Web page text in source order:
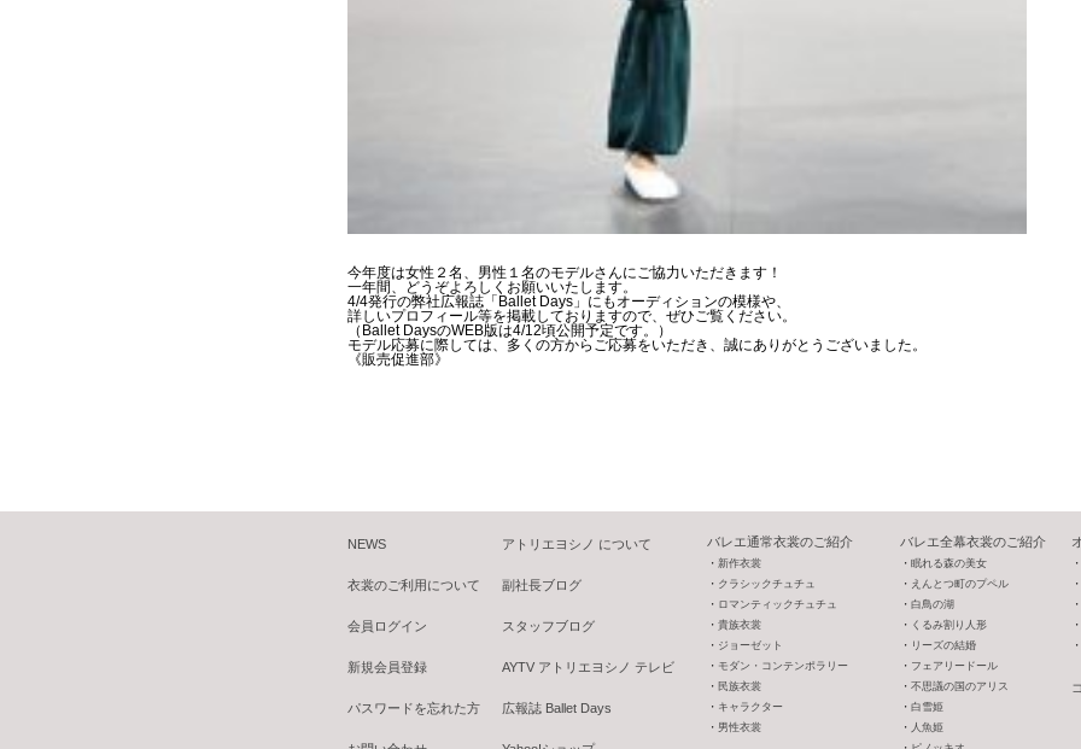
今年度は女性２名、男性１名のモデルさんにご協力いただきます！
一年間、どうぞよろしくお願いいたします。
4/4発行の弊社広報誌「Ballet Days」にもオーディションの模様や、
詳しいプロフィール等を掲載しておりますので、ぜひご覧ください。
（Ballet DaysのWEB版は4/12頃公開予定です。）
モデル応募に際しては、多くの方からご応募をいただき、誠にありがとうございました。
《販売促進部》
NEWS
衣裳のご利用について
会員ログイン
新規会員登録
パスワードを忘れた方
アトリエヨシノ について
副社長ブログ
スタッフブログ
AYTV アトリエヨシノ テレビ
広報誌 Ballet Days
バレエ通常衣裳のご紹介
新作衣裳
クラシックチュチュ
ロマンティックチュチュ
貴族衣裳
ジョーゼット
モダン・コンテンポラリー
民族衣裳
キャラクター
男性衣裳
バレエ全幕衣裳のご紹介
眠れる森の美女
えんとつ町のプペル
白鳥の湖
くるみ割り人形
リーズの結婚
フェアリードール
不思議の国のアリス
白雪姫
人魚姫